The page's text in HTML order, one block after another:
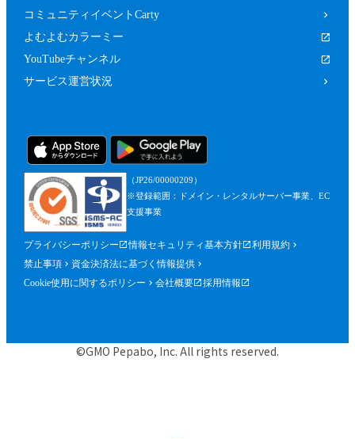
コミュニティイベントCarty
よむよむカラーミー
YouTubeチャンネル
サービス運営状況
（JP26/00000209）
※登録範囲：ドメイン・レンタルサーバー事業、EC
支援事業
プライバシーポリシー 情報セキュリティ基本方針
利用規約
禁止事項
資金決済法に基づく情報提供
Cookie使用に関するポリシー
会社概要 採用情報
©GMO Pepabo, Inc. All rights reserved.